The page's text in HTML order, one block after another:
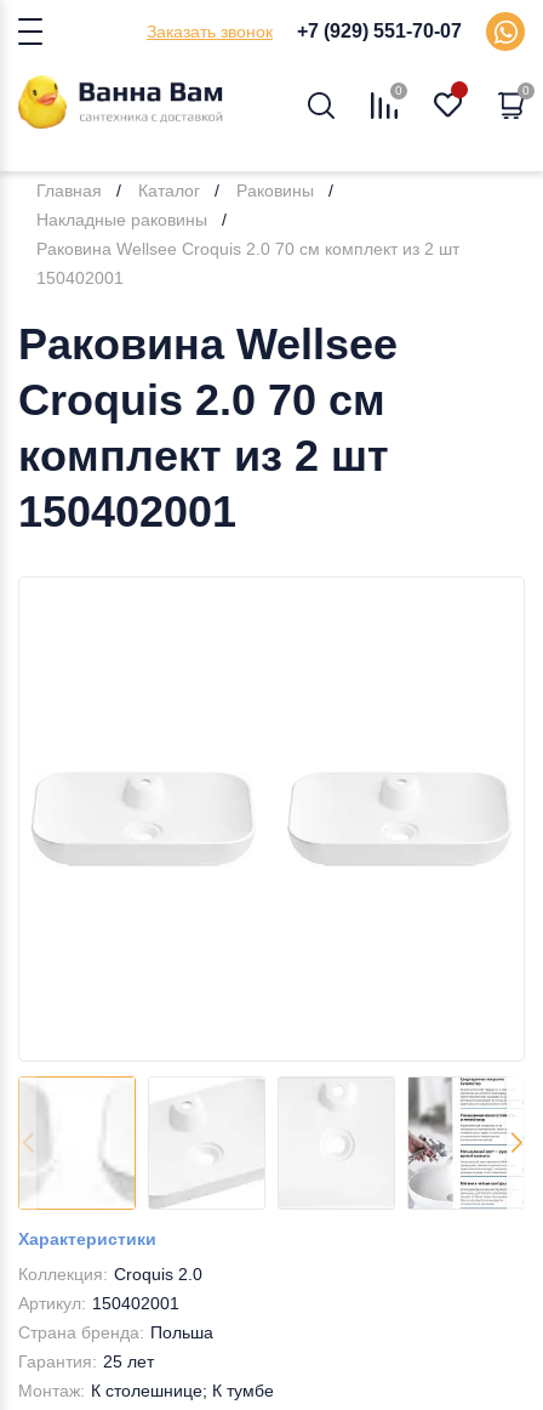
Заказать звонок +7 (929) 551-70-07
0 0
Главная Каталог
Раковины
Накладные раковины
Раковина Wellsee Croquis 2.0 70 см комплект из 2 шт
150402001
Раковина Wellsee
Croquis 2.0 70 см
комплект из 2 шт
150402001
Характеристики
Коллекция: Croquis 2.0
Артикул: 150402001
Страна бренда: Польша
Гарантия: 25 лет
Монтаж: К столешнице; К тумбе